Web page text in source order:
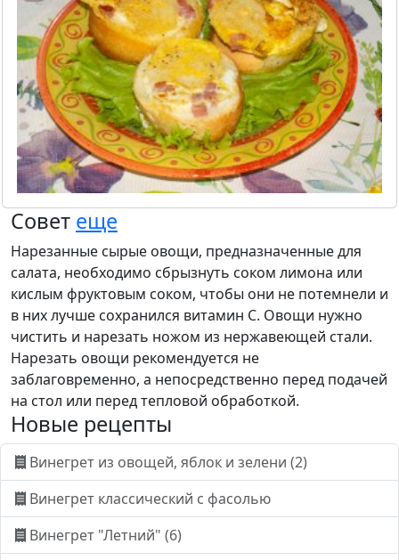
Совет еще
Нарезанные сырые овощи, предназначенные для
салата, необходимо сбрызнуть соком лимона или
кислым фруктовым соком, чтобы они не потемнели и
в них лучше сохранился витамин С. Овощи нужно
чистить и нарезать ножом из нержавеющей стали.
Нарезать овощи рекомендуется не
заблаговременно, а непосредственно перед подачей
на стол или перед тепловой обработкой.
Новые рецепты
Винегрет из овощей, яблок и зелени (2)
Винегрет классический с фасолью
Винегрет "Летний" (6)